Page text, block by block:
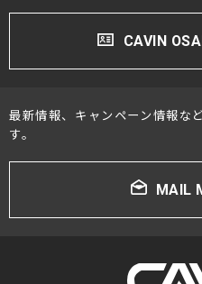
#Technics(テクニクス)
#THORENS(トーレンス)
CAVIN
最新情報、キャンペーン情報な
す。
MAIL